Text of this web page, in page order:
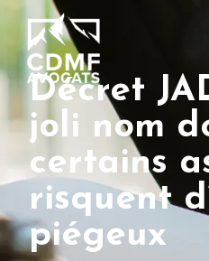
Décret
joli nom
certains
risquent
piégeux